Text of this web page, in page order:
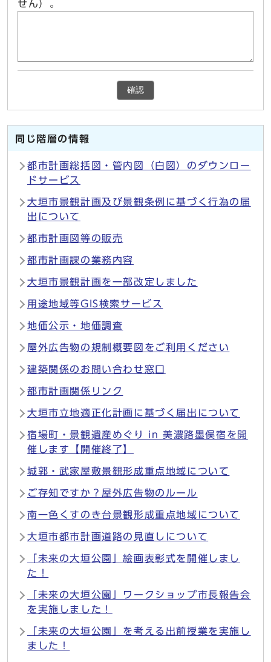
せん）。
確認
同じ階層の情報
都市計画総括図・管内図（白図）のダウンロー
ドサービス
大垣市景観計画及び景観条例に基づく行為の届
出について
都市計画図等の販売
都市計画課の業務内容
大垣市景観計画を一部改定しました
用途地域等GIS検索サービス
地価公示・地価調査
屋外広告物の規制概要図をご利用ください
建築関係のお問い合わせ窓口
都市計画関係リンク
大垣市立地適正化計画に基づく届出について
宿場町・景観遺産めぐり in 美濃路墨俣宿を開
催します【開催終了】
城郭・武家屋敷景観形成重点地域について
ご存知ですか？屋外広告物のルール
南一色くすのき台景観形成重点地域について
大垣市都市計画道路の見直しについて
「未来の大垣公園」絵画表彰式を開催しまし
た！
「未来の大垣公園」ワークショップ市長報告会
を実施しました！
「未来の大垣公園」を考える出前授業を実施し
ました！